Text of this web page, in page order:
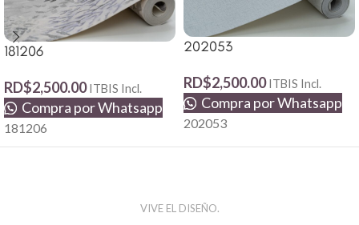
181206
RD$2,500.00 ITBIS Incl.
Compra por Whatsapp
181206
202053
RD$2,500.00 ITBIS Incl.
Compra por Whatsapp
202053
VIVE EL DISEÑO.